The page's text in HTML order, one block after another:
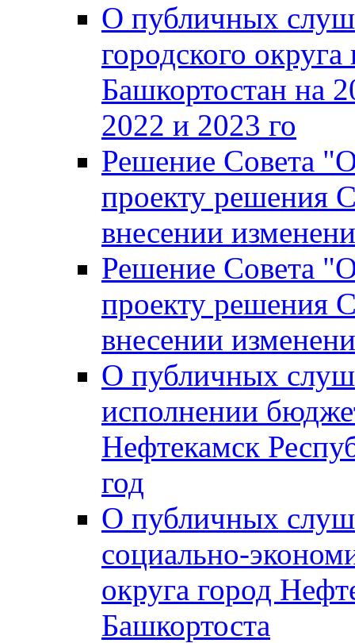
О публичных
городского
Башкортостан на
2022 и 2023 го
Решение Совета
проекту решения
внесении
Решение Совета
проекту решения
внесении
О публичных
исполнении
Нефтекамск
год
О публичных
социально-
округа город
Башкортоста